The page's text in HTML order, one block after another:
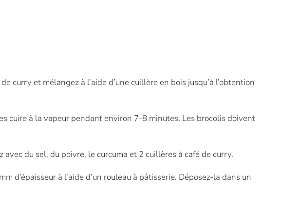
curry et mélangez à l’aide d’une cuillère en bois jusqu’à l’obtention
cuire à la vapeur pendant environ 7-8 minutes. Les brocolis doivent
du sel, du poivre, le curcuma et 2 cuillères à café de curry.
d’épaisseur à l’aide d’un rouleau à pâtisserie. Déposez-la dans un